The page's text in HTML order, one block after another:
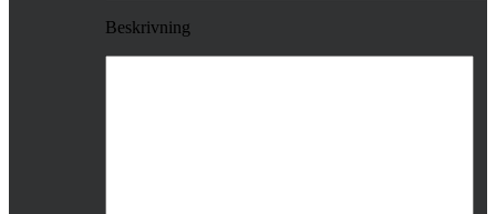
Beskrivning